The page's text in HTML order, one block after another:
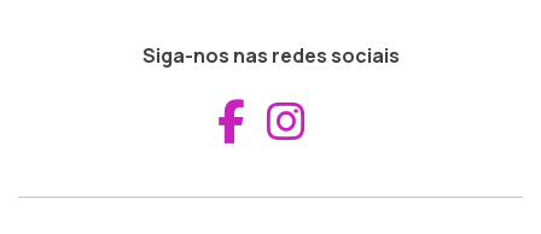
Siga-nos nas redes sociais
Aceder ao